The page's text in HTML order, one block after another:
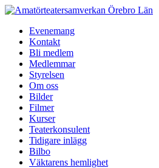
Hoppa
innehållEvenemang
Kontakt
Bli medlem
Medlemmar
Styrelsen
Om oss
Bilder
Filmer
Kurser
Teaterkonsulent
Tidigare inlägg
Bilbo
Väktarens hemlighet